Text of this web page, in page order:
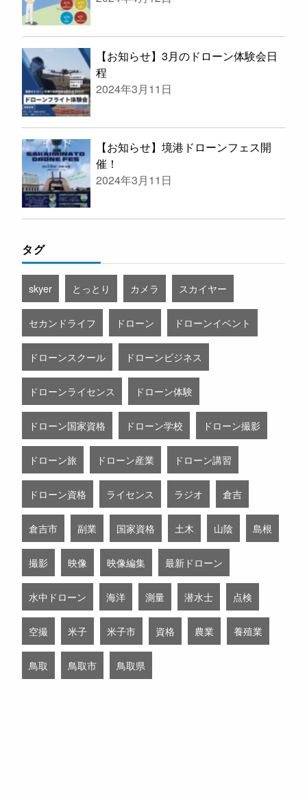
【お知らせ】3月のドローン体験会日
程
2024年3月11日
【お知らせ】境港ドローンフェス開
催！
2024年3月11日
タグ
skyer とっとり カメラ スカイヤー
セカンドライフ ドローン ドローンイベント
ドローンスクール ドローンビジネス
ドローンライセンス ドローン体験
ドローン国家資格 ドローン学校 ドローン撮影
ドローン旅 ドローン産業 ドローン講習
ドローン資格 ライセンス ラジオ 倉吉
倉吉市 副業 国家資格 土木 山陰 島根
撮影 映像 映像編集 最新ドローン
水中ドローン 海洋 測量 潜水士 点検
空撮 米子 米子市 資格 農業 養殖業
鳥取 鳥取市 鳥取県